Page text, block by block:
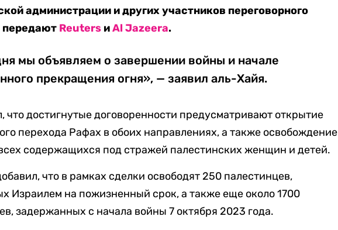
администрации и других участников переговорного
передают Reuters иAl Jazeera.
мы объявляем о завершении войны и начале
прекращения огня», — заявил аль-Хайя.
что достигнутые договоренности предусматривают открытие
перехода Рафах в обоих направлениях, а также освобождение
содержащихся под стражей палестинских женщин и детей.
что в рамках сделки освободят 250 палестинцев,
Израилем на пожизненный срок, а также еще около 1700
задержанных с начала войны 7 октября 2023 года.